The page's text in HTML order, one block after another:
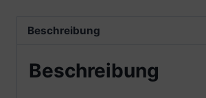
Beschreibung
Beschreibung